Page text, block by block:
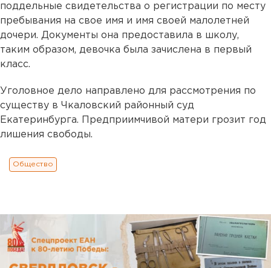
поддельные свидетельства о регистрации по месту
пребывания на свое имя и имя своей малолетней
дочери. Документы она предоставила в школу,
таким образом, девочка была зачислена в первый
класс.
Уголовное дело направлено для рассмотрения по
существу в Чкаловский районный суд
Екатеринбурга. Предприимчивой матери грозит год
лишения свободы.
Общество